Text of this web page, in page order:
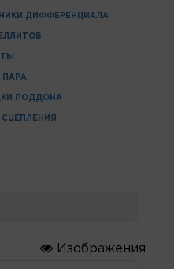
ДИФФЕРЕНЦИАЛА
ПАРА
ПОДДОНА
СЦЕПЛЕНИЯ
Изображения